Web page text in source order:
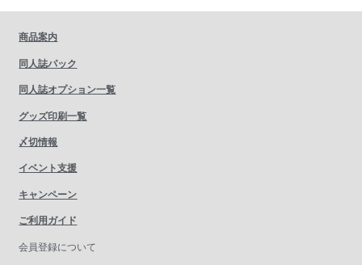
商品案内
同人誌パック
同人誌オプション一覧
グッズ印刷一覧
〆切情報
イベント支援
キャンペーン
ご利用ガイド
会員登録について